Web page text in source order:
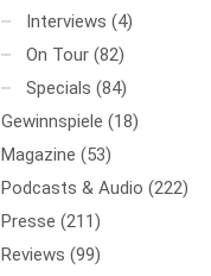
Interviews (4)
On Tour (82)
Specials (84)
Gewinnspiele (18)
Magazine (53)
Podcasts & Audio (222)
Presse (211)
Reviews (99)